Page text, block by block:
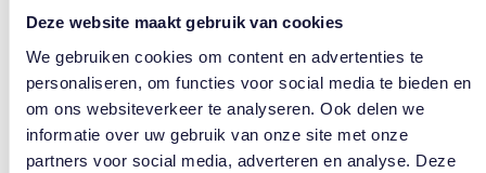
Deze website maakt gebruik van cookies
We gebruiken cookies om content en advertenties te
personaliseren, om functies voor social media te bieden en
om ons websiteverkeer te analyseren. Ook delen we
informatie over uw gebruik van onze site met onze
partners voor social media, adverteren en analyse. Deze
Wij kunnen ons aansluiten bij de (beste goede) antwoorden
van ChatGPT. Intelligente software zal het WFM proces
steeds slimmer en efficiënter maken maar de verwachting is
niet dat het de mens helemaal zal kunnen gaan vervangen.
Wat wij wel verwachten is dat de rol van de mens in het